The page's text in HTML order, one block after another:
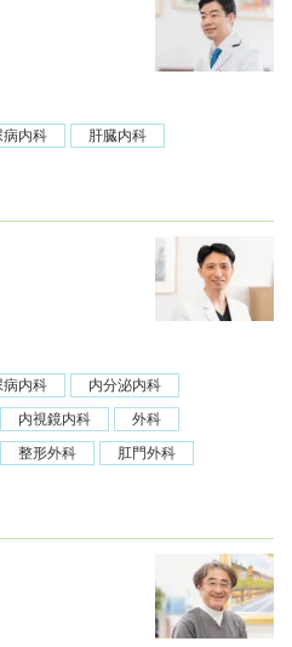
病内科
肝臓内科
病内科
内分泌内科
内視鏡内科
外科
整形外科
肛門外科